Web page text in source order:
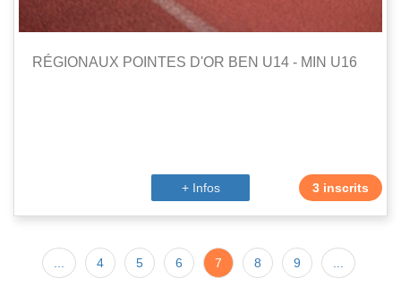
RÉGIONAUX POINTES D'OR BEN U14 - MIN U16
+ Infos 3 inscrits
4 5 6 7 8 9